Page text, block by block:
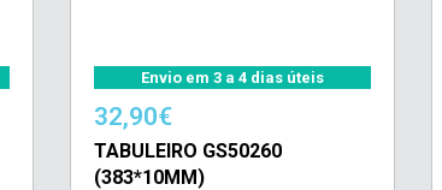
Envio em 3 a 4 dias úteis
32,90€
TABULEIRO GS50260
(383*10MM)